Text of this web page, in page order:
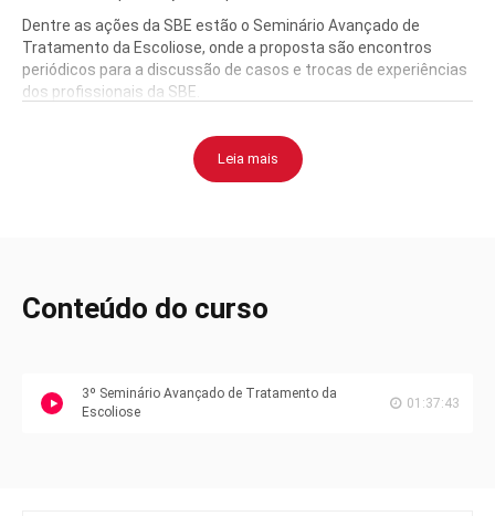
Dentre as ações da SBE estão o Seminário Avançado de
Tratamento da Escoliose, onde a proposta são encontros
periódicos para a discussão de casos e trocas de experiências
dos profissionais da SBE.
Leia mais
Conteúdo do curso
3º Seminário Avançado de Tratamento da
Escoliose
01:37:43